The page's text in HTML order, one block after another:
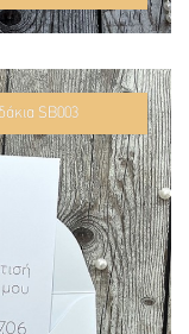
SB003